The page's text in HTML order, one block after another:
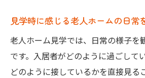
見学時に感じる老人ホームの日常
老人ホーム見学では、日常の様子を
です。入居者がどのように過ごして
どのように接しているかを直接見る